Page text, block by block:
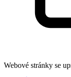
Webové stránky se